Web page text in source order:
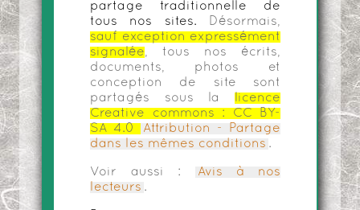
partage traditionnelle de
tous nos sites.
Désormais,
sauf exception expressément
signalée, tous nos écrits,
documents, photos et
conception de site sont
partagés sous la
licence
Creative commons :
CC BY-
SA 4.0
Attribution - Partage
dans les mêmes conditions .
Voir aussi :
Avis à nos
lecteurs .